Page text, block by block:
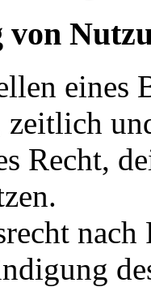
eines
zeitlich
Recht,